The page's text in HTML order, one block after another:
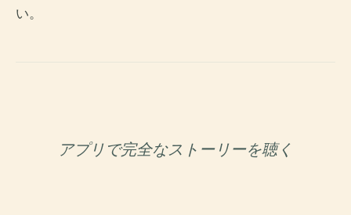
い。
アプリで完全なストーリーを聴く